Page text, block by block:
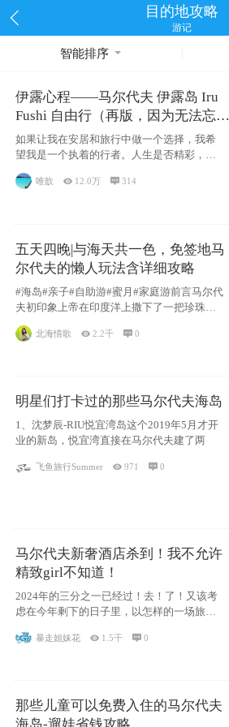
目的地攻略
游记
智能排序
伊露心程——马尔代夫 伊露岛 Iru
Fushi 自由行（再版，因为无法忘却
的留恋）
如果让我在安居和旅行中做一个选择，我希
望我是一个执着的行者。人生是否精彩，都
源于自己
唯歆  12.0万  314
五天四晚|与海天共一色，免签地马
尔代夫的懒人玩法含详细攻略
#海岛#亲子#自助游#蜜月#家庭游前言马尔代
夫初印象上帝在印度洋上撒下了一把珍珠，
北海情歌 2.2千 0
明星们打卡过的那些马尔代夫海岛
1、沈梦辰-RIU悦宜湾岛这个2019年5月才开
业的新岛，悦宜湾直接在马尔代夫建了两
飞鱼旅行Summer 971 0
马尔代夫新奢酒店杀到！我不允许
精致girl不知道！
2024年的三分之一已经过！去！了！又该考
虑在今年剩下的日子里，以怎样的一场旅行
暴走姐妹花  1.5千 0
那些儿童可以免费入住的马尔代夫